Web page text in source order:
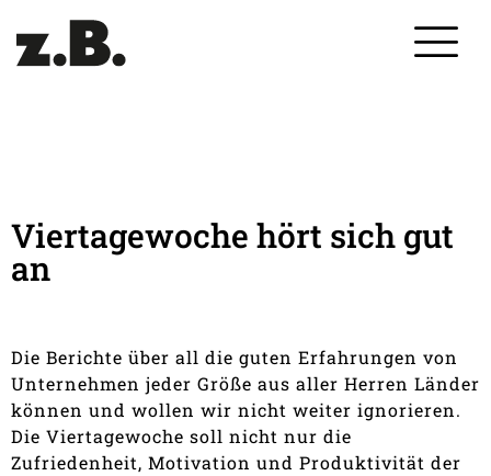
Viertagewoche hört sich gut
an
Die Berichte über all die guten Erfahrungen von
Unternehmen jeder Größe aus aller Herren Länder
können und wollen wir nicht weiter ignorieren.
Die Viertagewoche soll nicht nur die
Zufriedenheit, Motivation und Produktivität der